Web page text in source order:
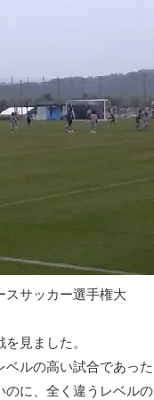
スサッカー選手権大
見ました。
ベルの高い試合であっ
のに、全く違うレベルの